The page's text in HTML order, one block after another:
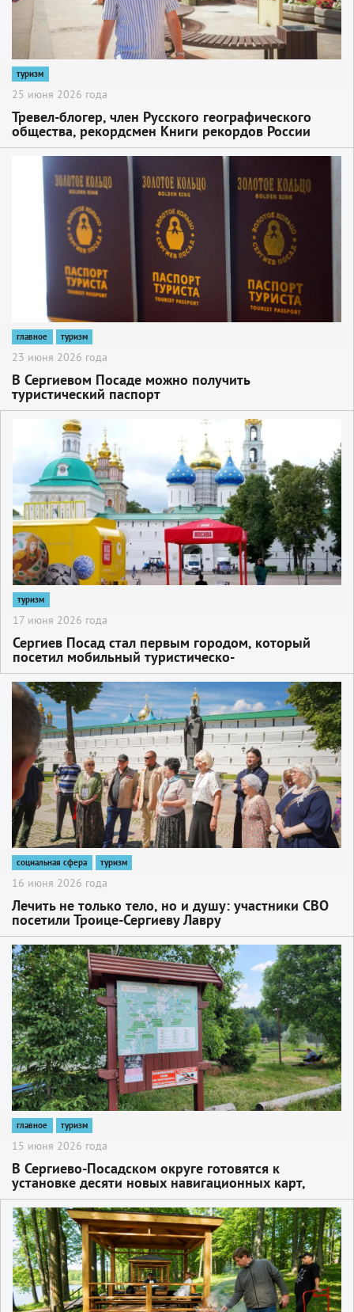
туризм
25 июня 2026 года
Тревел-блогер, член Русского географического
общества, рекордсмен Книги рекордов России
Антон Кухта посетил Сергиев Посад
главное туризм
23 июня 2026 года
В Сергиевом Посаде можно получить
туристический паспорт
туризм
17 июня 2026 года
Сергиев Посад стал первым городом, который
посетил мобильный туристическо-
информационный центр «Москва»
2
социальная сфера туризм
16 июня 2026 года
Лечить не только тело, но и душу: участники СВО
посетили Троице-Сергиеву Лавру
2
главное туризм
15 июня 2026 года
В Сергиево-Посадском округе готовятся к
установке десяти новых навигационных карт,
призванных стать главным путеводителем для
туристов
2